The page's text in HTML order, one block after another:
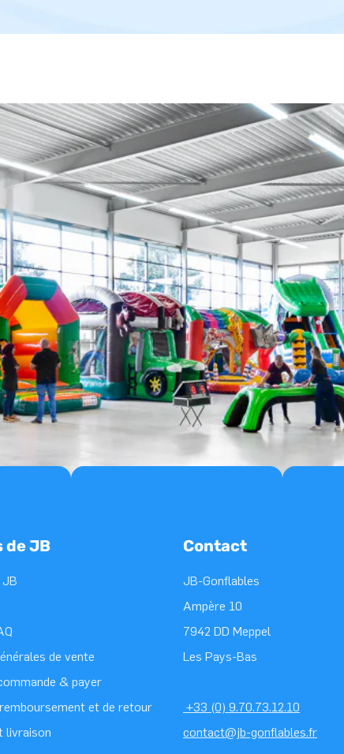
de JB
de vente
& payer
et de retour
livraison
Contact
JB-Gonflables
Ampère 10
7942 DD Meppel
Les Pays-Bas
+33 (0) 9.70.73.12.10
contact@jb-gonflables.fr